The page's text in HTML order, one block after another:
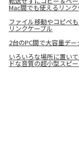
Mac間でも使えるリン
ファイル移動やコピペ
リンクケーブル
2台のPC間で大容量デ
いろいろな場所に置い
ドな音質の超小型スピ